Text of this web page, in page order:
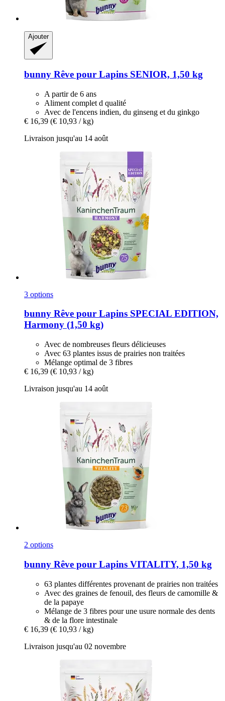
Ajouter
bunny Rêve pour Lapins SENIOR, 1,50 kg
A partir de 6 ans
Aliment complet d qualité
Avec de l'encens indien, du ginseng et du ginkgo
€ 16,39 (€ 10,93 / kg)
Livraison jusqu'au 14 août
3 options
bunny Rêve pour Lapins SPECIAL EDITION,
Harmony (1,50 kg)
Avec de nombreuses fleurs délicieuses
Avec 63 plantes issus de prairies non traitées
Mélange optimal de 3 fibres
€ 16,39 (€ 10,93 / kg)
Livraison jusqu'au 14 août
2 options
bunny Rêve pour Lapins VITALITY, 1,50 kg
63 plantes différentes provenant de prairies non traitées
Avec des graines de fenouil, des fleurs de camomille &
de la papaye
Mélange de 3 fibres pour une usure normale des dents
& de la flore intestinale
€ 16,39 (€ 10,93 / kg)
Livraison jusqu'au 02 novembre